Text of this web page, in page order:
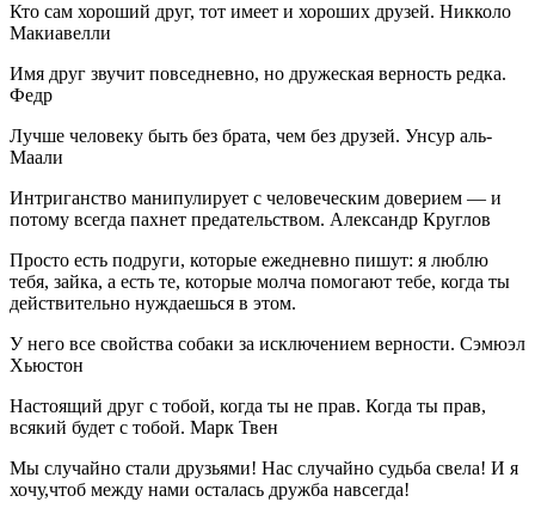
Кто сам хороший друг, тот имеет и хороших друзей. Никколо
Макиавелли
Имя друг звучит повседневно, но дружеская верность редка.
Федр
Лучше человеку быть без брата, чем без друзей. Унсур аль-
Маали
Интриганство манипулирует с человеческим доверием — и
потому всегда пахнет предательством. Александр Круглов
Просто есть подруги, которые ежедневно пишут: я люблю
тебя, зайка, а есть те, которые молча помогают тебе, когда ты
действительно нуждаешься в этом.
У него все свойства собаки за исключением верности. Сэмюэл
Хьюстон
Настоящий друг с тобой, когда ты не прав. Когда ты прав,
всякий будет с тобой. Марк Твен
Мы случайно стали друзьями! Нас случайно судьба свела! И я
хочу,чтоб между нами осталась дружба навсегда!